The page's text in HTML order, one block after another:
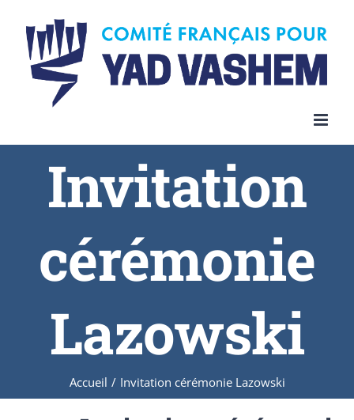
Invitation
cérémonie
Lazowski
Accueil / Invitation cérémonie Lazowski